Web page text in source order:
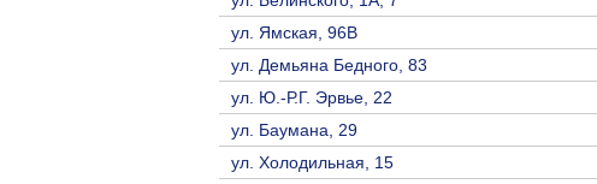
ул. Ямская, 96В
ул. Демьяна Бедного, 83
ул. Ю.-Р.Г. Эрвье, 22
ул. Баумана, 29
ул. Холодильная, 15